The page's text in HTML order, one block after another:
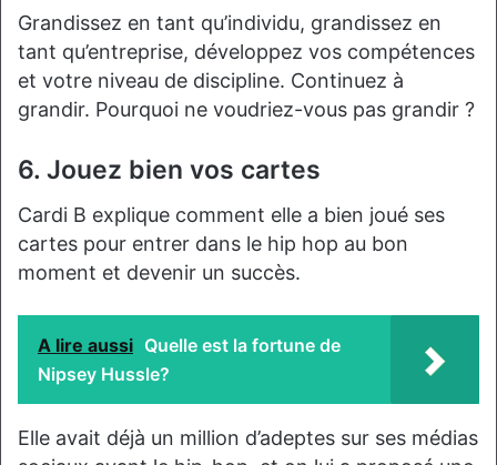
Grandissez en tant qu’individu, grandissez en
tant qu’entreprise, développez vos compétences
et votre niveau de discipline. Continuez à
grandir. Pourquoi ne voudriez-vous pas grandir ?
6. Jouez bien vos cartes
Cardi B explique comment elle a bien joué ses
cartes pour entrer dans le hip hop au bon
moment et devenir un succès.
A lire aussi Quelle est la fortune de
Nipsey Hussle?
Elle avait déjà un million d’adeptes sur ses médias